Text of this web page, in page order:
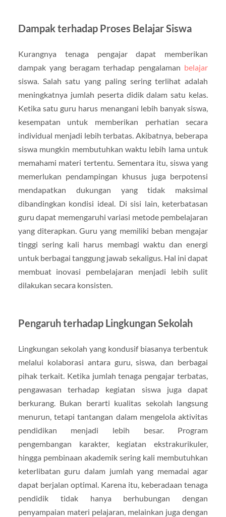
Dampak terhadap Proses Belajar Siswa
Kurangnya tenaga pengajar dapat memberikan
dampak yang beragam terhadap pengalaman belajar
siswa. Salah satu yang paling sering terlihat adalah
meningkatnya jumlah peserta didik dalam satu kelas.
Ketika satu guru harus menangani lebih banyak siswa,
kesempatan untuk memberikan perhatian secara
individual menjadi lebih terbatas. Akibatnya, beberapa
siswa mungkin membutuhkan waktu lebih lama untuk
memahami materi tertentu. Sementara itu, siswa yang
memerlukan pendampingan khusus juga berpotensi
mendapatkan dukungan yang tidak maksimal
dibandingkan kondisi ideal. Di sisi lain, keterbatasan
guru dapat memengaruhi variasi metode pembelajaran
yang diterapkan. Guru yang memiliki beban mengajar
tinggi sering kali harus membagi waktu dan energi
untuk berbagai tanggung jawab sekaligus. Hal ini dapat
membuat inovasi pembelajaran menjadi lebih sulit
dilakukan secara konsisten.
Pengaruh terhadap Lingkungan Sekolah
Lingkungan sekolah yang kondusif biasanya terbentuk
melalui kolaborasi antara guru, siswa, dan berbagai
pihak terkait. Ketika jumlah tenaga pengajar terbatas,
pengawasan terhadap kegiatan siswa juga dapat
berkurang. Bukan berarti kualitas sekolah langsung
menurun, tetapi tantangan dalam mengelola aktivitas
pendidikan menjadi lebih besar. Program
pengembangan karakter, kegiatan ekstrakurikuler,
hingga pembinaan akademik sering kali membutuhkan
keterlibatan guru dalam jumlah yang memadai agar
dapat berjalan optimal. Karena itu, keberadaan tenaga
pendidik tidak hanya berhubungan dengan
penyampaian materi pelajaran, melainkan juga dengan